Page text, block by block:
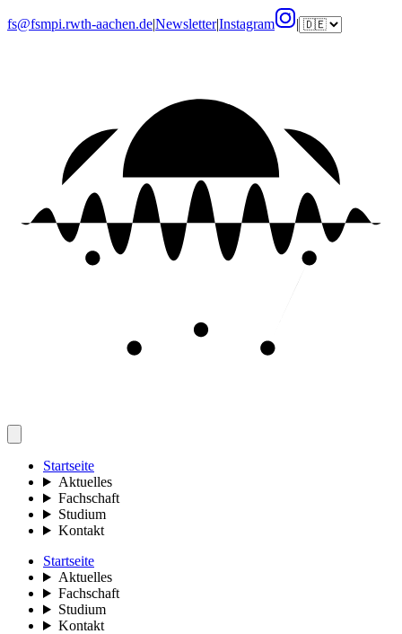
fs@fsmpi.rwth-aachen.de|Newsletter|Instagram |
Startseite
Aktuelles
Fachschaft
Studium
Kontakt
Startseite
Aktuelles
Fachschaft
Studium
Kontakt